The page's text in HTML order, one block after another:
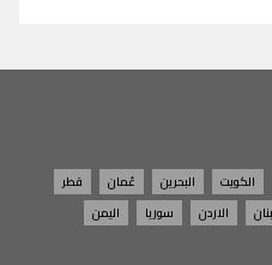
الكويت البحرين عُمان
قطر
الاردن سوريا
اليمن